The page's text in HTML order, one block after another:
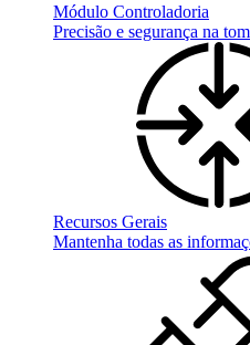
Módulo Controladoria
Precisão e segurança na
Recursos Gerais
Mantenha todas as